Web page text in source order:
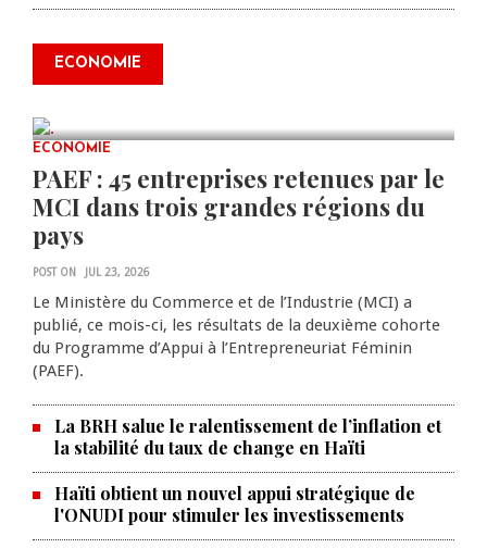
ECONOMIE
0 COMMENTS
2ᵉ édition de ses Journées
scientifiques
ECONOMIE
PAEF : 45 entreprises retenues par le
MCI dans trois grandes régions du
pays
POST ON JUL 23, 2026
Le Ministère du Commerce et de l’Industrie (MCI) a
publié, ce mois-ci, les résultats de la deuxième cohorte
du Programme d’Appui à l’Entrepreneuriat Féminin
(PAEF).
La BRH salue le ralentissement de l’inflation et
la stabilité du taux de change en Haïti
Haïti obtient un nouvel appui stratégique de
l'ONUDI pour stimuler les investissements